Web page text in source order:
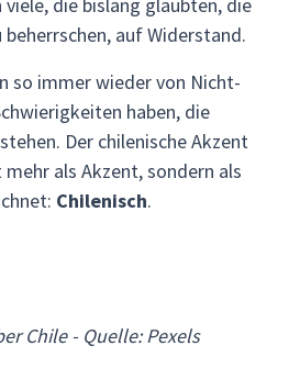
beherrschen, auf Widerstand.
so immer wieder von Nicht-
haben, die
Der chilenische Akzent
als Akzent, sondern als
Chilenisch.
Chile - Quelle: Pexels